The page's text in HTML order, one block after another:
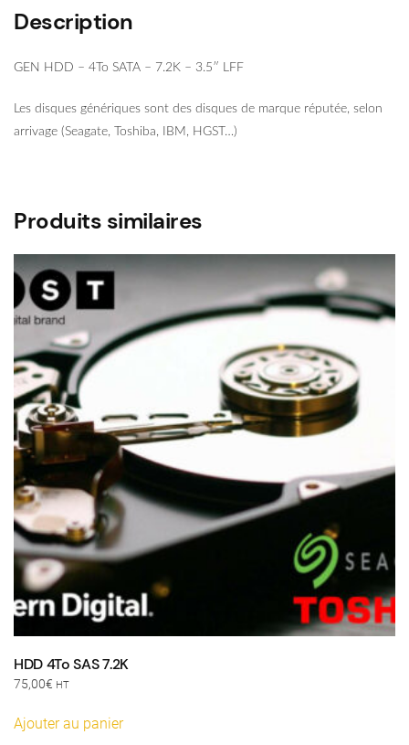
Description
GEN HDD – 4To SATA – 7.2K – 3.5″ LFF
Les disques génériques sont des disques de marque réputée, selon
arrivage (Seagate, Toshiba, IBM, HGST…)
Produits similaires
HDD 4To SAS 7.2K
75,00€ HT
Ajouter au panier